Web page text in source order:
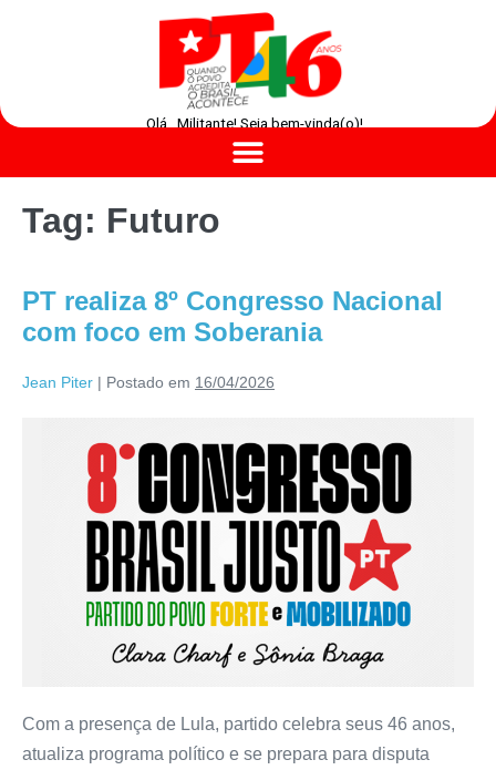
Olá , Militante! Seja bem-vinda(o)!
Tag: Futuro
PT realiza 8º Congresso Nacional
com foco em Soberania
Jean Piter | Postado em 16/04/2026
Com a presença de Lula, partido celebra seus 46 anos,
atualiza programa político e se prepara para disputa